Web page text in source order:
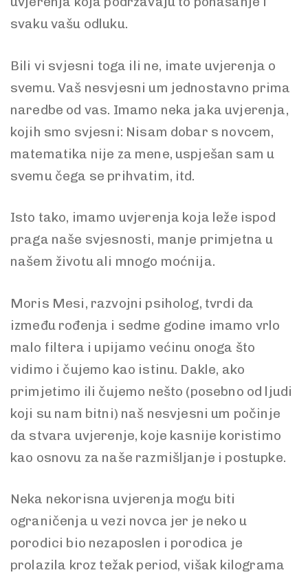
svaku vašu odluku.
Bili vi svjesni toga ili ne, imate uvjerenja o
svemu. Vaš nesvjesni um jednostavno prima
naredbe od vas. Imamo neka jaka uvjerenja,
kojih smo svjesni: Nisam dobar s novcem,
matematika nije za mene, uspješan sam u
svemu čega se prihvatim, itd.
Isto tako, imamo uvjerenja koja leže ispod
praga naše svjesnosti, manje primjetna u
našem životu ali mnogo moćnija.
Moris Mesi, razvojni psiholog, tvrdi da
između rođenja i sedme godine imamo vrlo
malo filtera i upijamo većinu onoga što
vidimo i čujemo kao istinu. Dakle, ako
primjetimo ili čujemo nešto (posebno od ljudi
koji su nam bitni) naš nesvjesni um počinje
da stvara uvjerenje, koje kasnije koristimo
kao osnovu za naše razmišljanje i postupke.
Neka nekorisna uvjerenja mogu biti
ograničenja u vezi novca jer je neko u
porodici bio nezaposlen i porodica je
prolazila kroz težak period, višak kilograma